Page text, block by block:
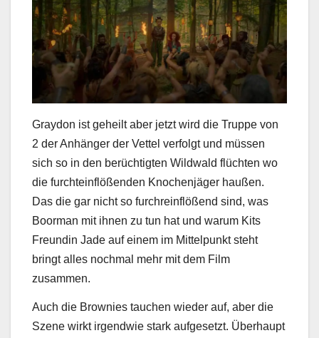
Graydon ist geheilt aber jetzt wird die Truppe von
2 der Anhänger der Vettel verfolgt und müssen
sich so in den berüchtigten Wildwald flüchten wo
die furchteinflößenden Knochenjäger haußen.
Das die gar nicht so furchreinflößend sind, was
Boorman mit ihnen zu tun hat und warum Kits
Freundin Jade auf einem im Mittelpunkt steht
bringt alles nochmal mehr mit dem Film
zusammen.
Auch die Brownies tauchen wieder auf, aber die
Szene wirkt irgendwie stark aufgesetzt. Überhaupt